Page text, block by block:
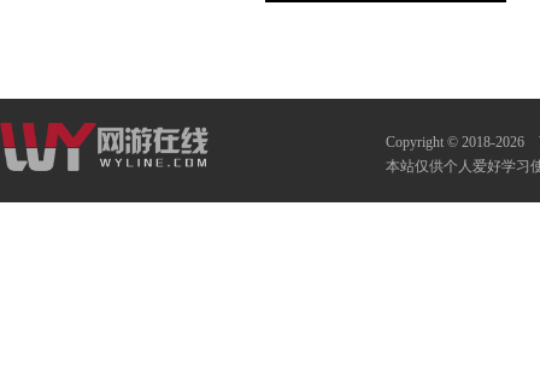
Copyright © 2018-2026
本站仅供个人爱好学习